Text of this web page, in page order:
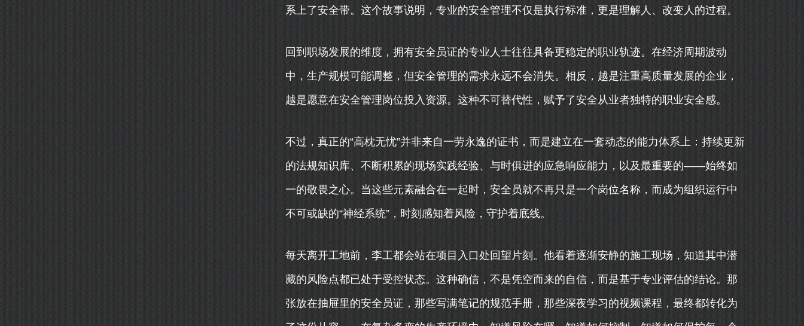
系上了安全带。这个故事说明，专业的安全管理不仅是执行标准，更是理解人、改变人的过程。
回到职场发展的维度，拥有安全员证的专业人士往往具备更稳定的职业轨迹。在经济周期波动
中，生产规模可能调整，但安全管理的需求永远不会消失。相反，越是注重高质量发展的企业，
越是愿意在安全管理岗位投入资源。这种不可替代性，赋予了安全从业者独特的职业安全感。
不过，真正的“高枕无忧”并非来自一劳永逸的证书，而是建立在一套动态的能力体系上：持续更新
的法规知识库、不断积累的现场实践经验、与时俱进的应急响应能力，以及最重要的——始终如
一的敬畏之心。当这些元素融合在一起时，安全员就不再只是一个岗位名称，而成为组织运行中
不可或缺的“神经系统”，时刻感知着风险，守护着底线。
每天离开工地前，李工都会站在项目入口处回望片刻。他看着逐渐安静的施工现场，知道其中潜
藏的风险点都已处于受控状态。这种确信，不是凭空而来的自信，而是基于专业评估的结论。那
张放在抽屉里的安全员证，那些写满笔记的规范手册，那些深夜学习的视频课程，最终都转化为